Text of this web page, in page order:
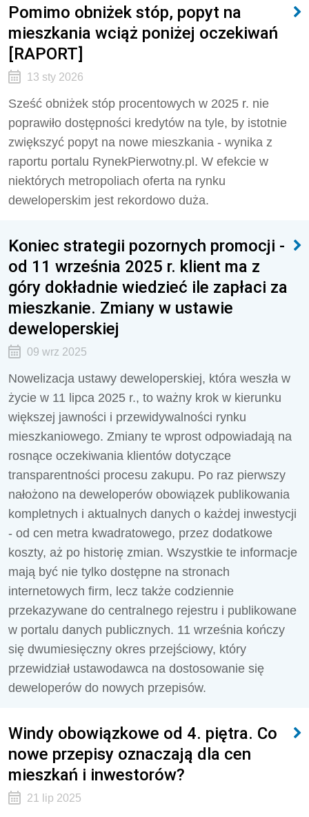
Pomimo obniżek stóp, popyt na
mieszkania wciąż poniżej oczekiwań
[RAPORT]
13 sty 2026
Sześć obniżek stóp procentowych w 2025 r. nie
poprawiło dostępności kredytów na tyle, by istotnie
zwiększyć popyt na nowe mieszkania - wynika z
raportu portalu RynekPierwotny.pl. W efekcie w
niektórych metropoliach oferta na rynku
deweloperskim jest rekordowo duża.
Koniec strategii pozornych promocji -
od 11 września 2025 r. klient ma z
góry dokładnie wiedzieć ile zapłaci za
mieszkanie. Zmiany w ustawie
deweloperskiej
09 wrz 2025
Nowelizacja ustawy deweloperskiej, która weszła w
życie w 11 lipca 2025 r., to ważny krok w kierunku
większej jawności i przewidywalności rynku
mieszkaniowego. Zmiany te wprost odpowiadają na
rosnące oczekiwania klientów dotyczące
transparentności procesu zakupu. Po raz pierwszy
nałożono na deweloperów obowiązek publikowania
kompletnych i aktualnych danych o każdej inwestycji
- od cen metra kwadratowego, przez dodatkowe
koszty, aż po historię zmian. Wszystkie te informacje
mają być nie tylko dostępne na stronach
internetowych firm, lecz także codziennie
przekazywane do centralnego rejestru i publikowane
w portalu danych publicznych. 11 września kończy
się dwumiesięczny okres przejściowy, który
przewidział ustawodawca na dostosowanie się
deweloperów do nowych przepisów.
Windy obowiązkowe od 4. piętra. Co
nowe przepisy oznaczają dla cen
mieszkań i inwestorów?
21 lip 2025